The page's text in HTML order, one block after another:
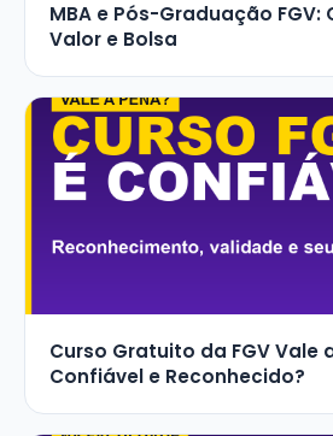
MBA e Pós-Graduação FGV:
Valor e Bolsa
Curso Gratuito da FGV Vale
Confiável e Reconhecido?